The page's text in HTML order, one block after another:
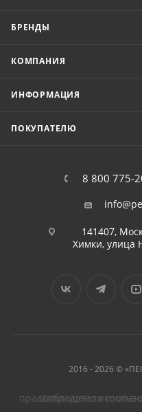
БРЕНДЫ
КОМПАНИЯ
ИНФОРМАЦИЯ
ПОКУПАТЕЛЮ
8 800 775-
141407,
Химки, улица
2016 - 2026 ©
Запрещено использовать контент без